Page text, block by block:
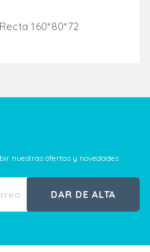
160*80*72
nuestras ofertas y novedades
DAR DE ALTA